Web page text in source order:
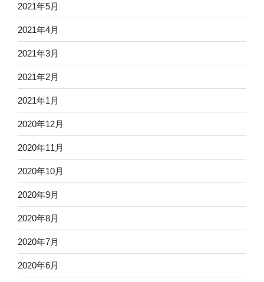
2021年5月
2021年4月
2021年3月
2021年2月
2021年1月
2020年12月
2020年11月
2020年10月
2020年9月
2020年8月
2020年7月
2020年6月